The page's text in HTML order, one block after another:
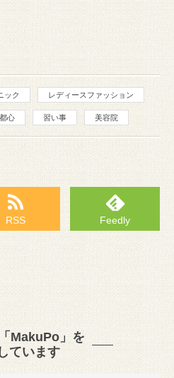
ック レディースファッション
心 習い事 美容院
RSS Feedly
MakuPo」を
ています